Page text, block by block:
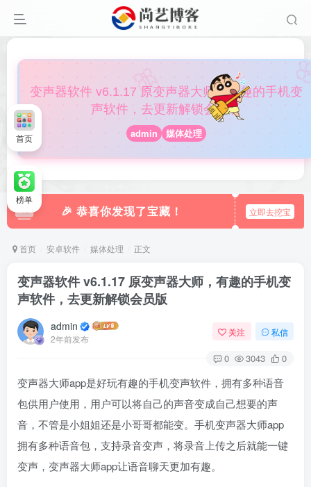
🎀
变声器软件 v6.1.17 原变声器大师，有趣的手机变
声软件，去更新解锁会员版
admin 媒体处理
🎉 恭喜你发现了宝藏！ 立即去挖宝
首页 安卓软件 媒体处理 正文
变声器软件 v6.1.17 原变声器大师，有趣的手机变
声软件，去更新解锁会员版
admin
2年前发布
关注 私信
0 3043 0
变声器大师app是好玩有趣的手机变声软件，拥有多种语音
包供用户使用，用户可以将自己的声音变成自己想要的声
音，不管是小姐姐还是小哥哥都能变。手机变声器大师app
拥有多种语音包，支持录音变声，将录音上传之后就能一键
变声，变声器大师app让语音聊天更加有趣。
首页
榜单